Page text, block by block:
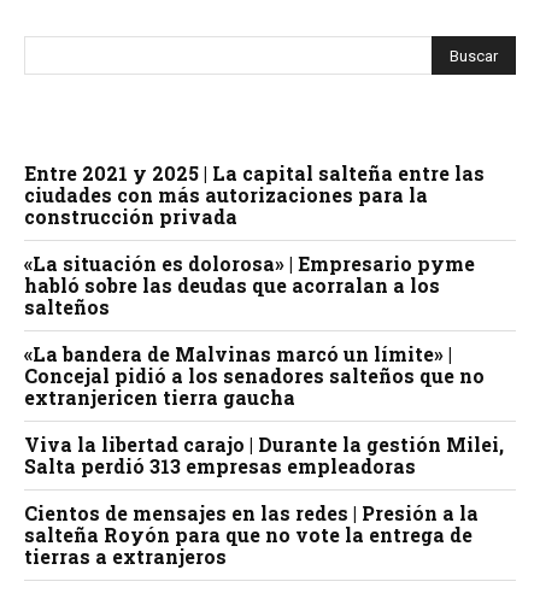
Entre 2021 y 2025 | La capital salteña entre las
ciudades con más autorizaciones para la
construcción privada
«La situación es dolorosa» | Empresario pyme
habló sobre las deudas que acorralan a los
salteños
«La bandera de Malvinas marcó un límite» |
Concejal pidió a los senadores salteños que no
extranjericen tierra gaucha
Viva la libertad carajo | Durante la gestión Milei,
Salta perdió 313 empresas empleadoras
Cientos de mensajes en las redes | Presión a la
salteña Royón para que no vote la entrega de
tierras a extranjeros